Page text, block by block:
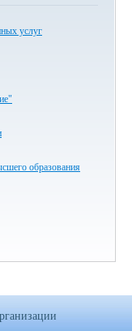
услуг
образования